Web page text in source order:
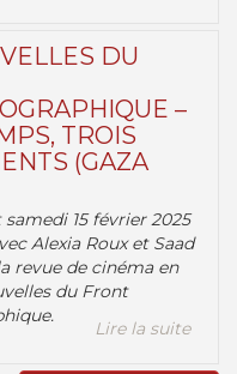
DU
–
TROIS
(GAZA
samedi 15 février 2025
Alexia Roux et Saad
revue de cinéma en
du Front
Lire la suite